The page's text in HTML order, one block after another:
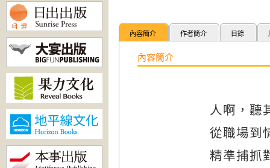
內容簡介 作者簡介 目錄
內容簡介
人啊，聽
從職場到
精準捕抓